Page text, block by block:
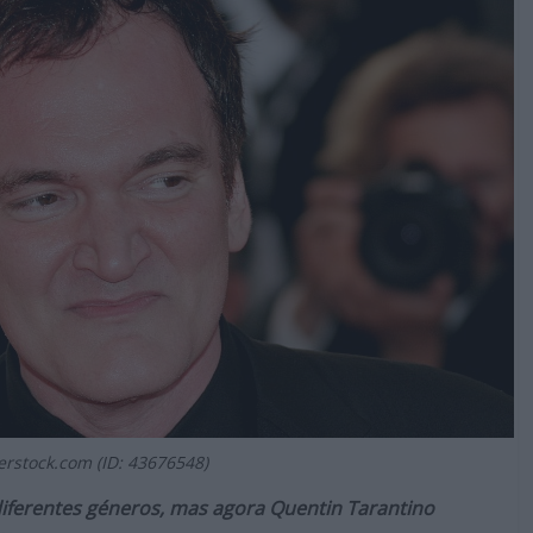
(ID: 43676548)
géneros, mas agora Quentin Tarantino